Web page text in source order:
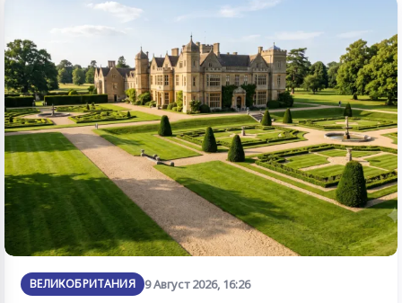
ВЕЛИКОБРИТАНИЯ 9 Август 2026, 16:26